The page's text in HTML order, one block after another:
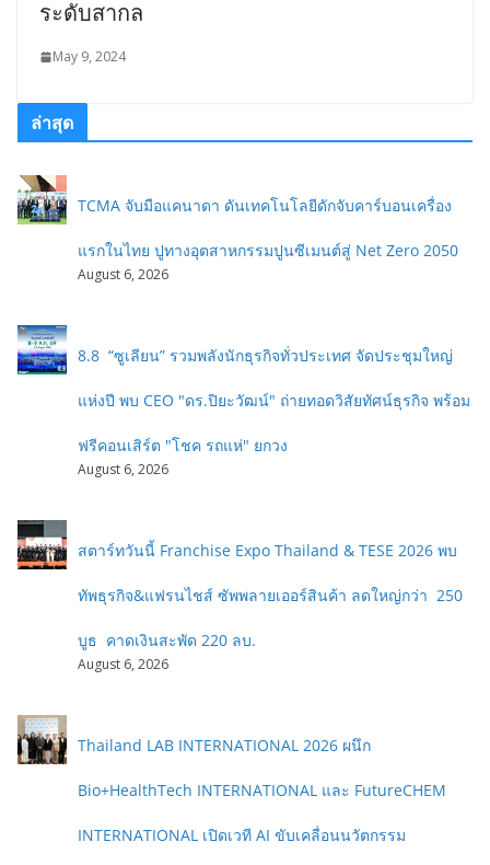
ระดับสากล
May 9, 2024
ล่าสุด
TCMA จับมือแคนาดา ดันเทคโนโลยีดักจับคาร์บอนเครื่อง
แรกในไทย ปูทางอุตสาหกรรมปูนซีเมนต์สู่ Net Zero 2050
August 6, 2026
8.8 “ซูเลียน” รวมพลังนักธุรกิจทั่วประเทศ จัดประชุมใหญ่
แห่งปี พบ CEO "ดร.ปิยะวัฒน์" ถ่ายทอดวิสัยทัศน์ธุรกิจ พร้อม
ฟรีคอนเสิร์ต "โชค รถแห่" ยกวง
August 6, 2026
สตาร์ทวันนี้ Franchise Expo Thailand & TESE 2026 พบ
ทัพธุรกิจ&แฟรนไชส์ ซัพพลายเออร์สินค้า ลดใหญ่กว่า 250
บูธ คาดเงินสะพัด 220 ลบ.
August 6, 2026
Thailand LAB INTERNATIONAL 2026 ผนึก
Bio+HealthTech INTERNATIONAL และ FutureCHEM
INTERNATIONAL เปิดเวที AI ขับเคลื่อนนวัตกรรม